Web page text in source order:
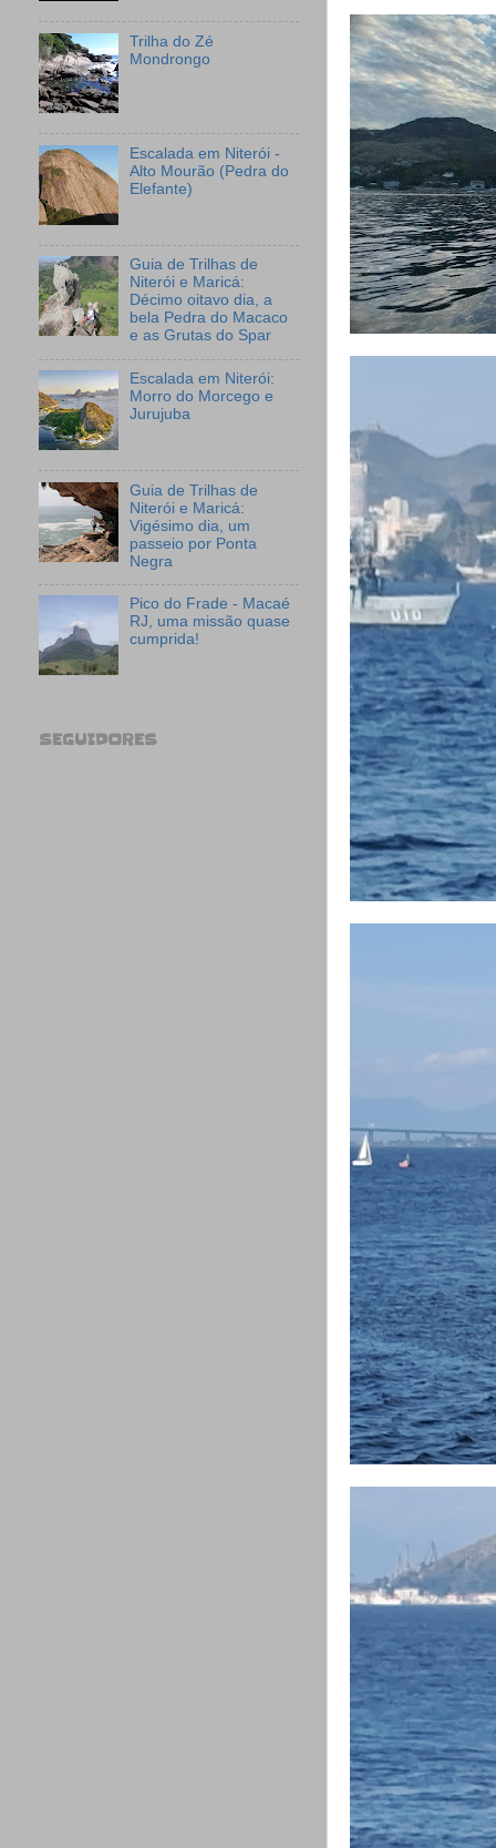
Trilha do Zé
Mondrongo
Escalada em Niterói -
Alto Mourão (Pedra do
Elefante)
Guia de Trilhas de
Niterói e Maricá:
Décimo oitavo dia, a
bela Pedra do Macaco
e as Grutas do Spar
Escalada em Niterói:
Morro do Morcego e
Jurujuba
Guia de Trilhas de
Niterói e Maricá:
Vigésimo dia, um
passeio por Ponta
Negra
Pico do Frade - Macaé
RJ, uma missão quase
cumprida!
SEGUIDORES